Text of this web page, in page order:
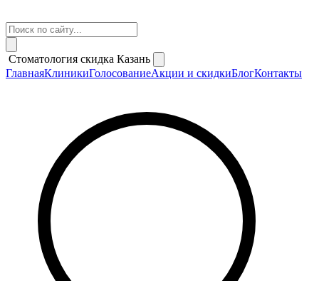
Стоматология скидка Казань
ГлавнаяКлиникиГолосованиеАкции и скидкиБлогКонтакты